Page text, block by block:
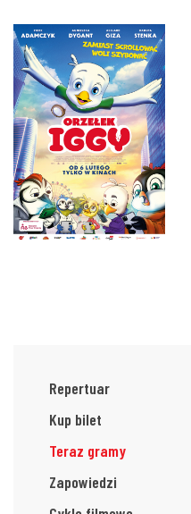
Repertuar
Kup bilet
Teraz gramy
Zapowiedzi